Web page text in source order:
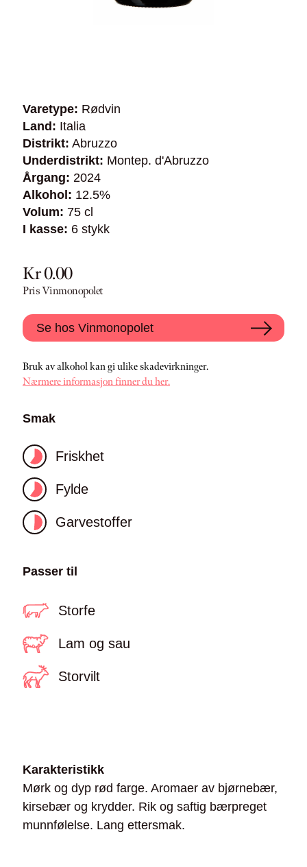
Varetype: Rødvin
Land: Italia
Distrikt: Abruzzo
Underdistrikt: Montep. d'Abruzzo
Årgang: 2024
Alkohol: 12.5%
Volum: 75 cl
I kasse: 6 stykk
Kr 0.00
Pris Vinmonopolet
Se hos Vinmonopolet
Bruk av alkohol kan gi ulike skadevirkninger.
Nærmere informasjon finner du her.
Smak
Friskhet
Fylde
Garvestoffer
Passer til
Storfe
Lam og sau
Storvilt
Karakteristikk
Mørk og dyp rød farge. Aromaer av bjørnebær,
kirsebær og krydder. Rik og saftig bærpreget
munnfølelse. Lang ettersmak.